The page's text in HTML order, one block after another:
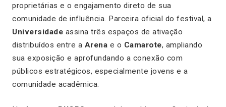
proprietárias e o engajamento direto de sua
comunidade de influência. Parceira oficial do festival, a
Universidade assina três espaços de ativação
distribuídos entre a Arena e o Camarote, ampliando
sua exposição e aprofundando a conexão com
públicos estratégicos, especialmente jovens e a
comunidade acadêmica.